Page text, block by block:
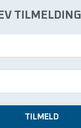
TILMELDING
TILMELD